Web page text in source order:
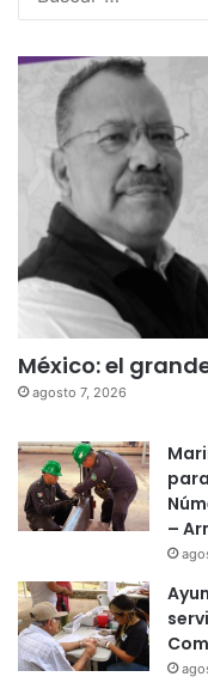
México: el
agosto 7, 2026
–